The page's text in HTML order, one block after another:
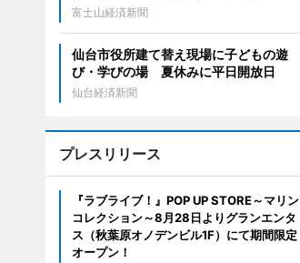
富士山経済新聞
仙台市役所建て替え現場に子どもの遊
び・学びの場 夏休みに平日開放日
仙台経済新聞
プレスリリース
『ラブライブ！』POP UP STORE～マリン
コレクション～8月28日よりグランエンタ
ス（秋葉原オノデンビル1F）にて期間限定
オープン！